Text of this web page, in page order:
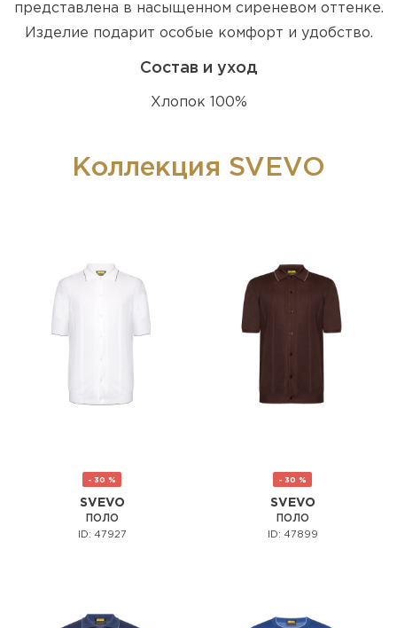
представлена в насыщенном сиреневом оттенке.
Изделие подарит особые комфорт и удобство.
Состав и уход
Хлопок 100%
Коллекция SVEVO
- 30 %
SVEVO
ПОЛО
ID: 47927
- 30 %
SVEVO
ПОЛО
ID: 47899